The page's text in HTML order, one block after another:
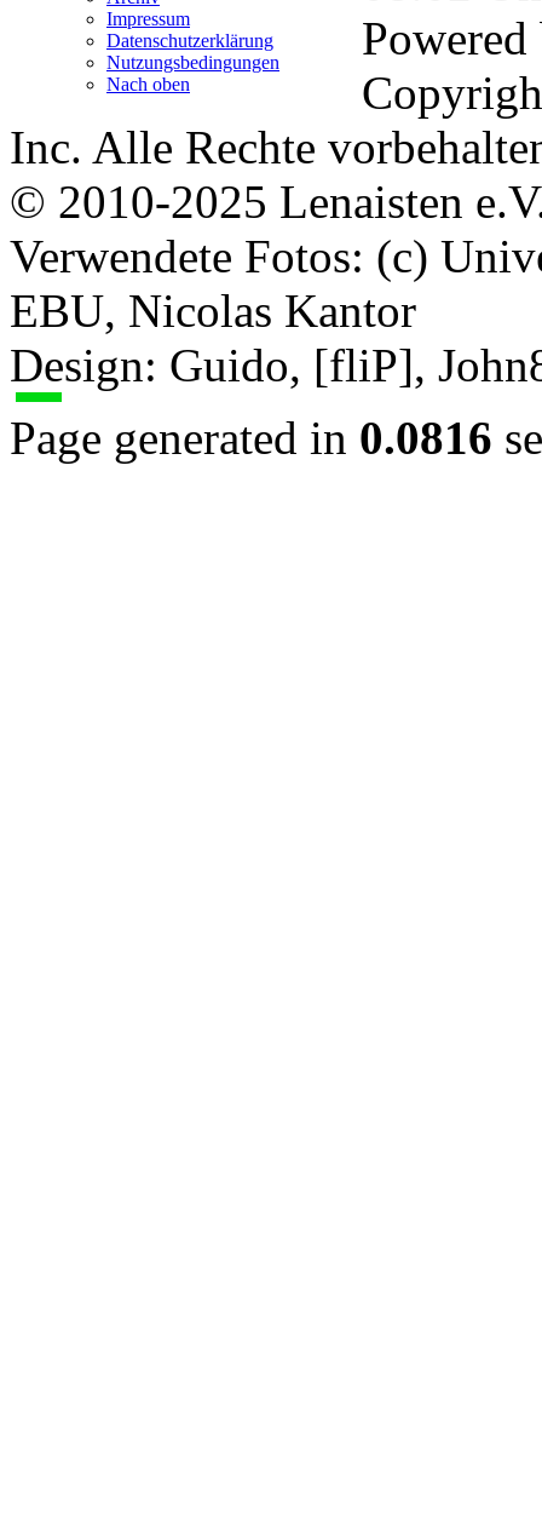
Impressum
Datenschutzerklärung
Nutzungsbedingungen
Nach oben
Inc. Alle Rechte
© 2010-2025 Lenaisten
Verwendete Fotos: (c)
EBU, Nicolas Kantor
Design: Guido, [fliP],
Page generated in 0.0816